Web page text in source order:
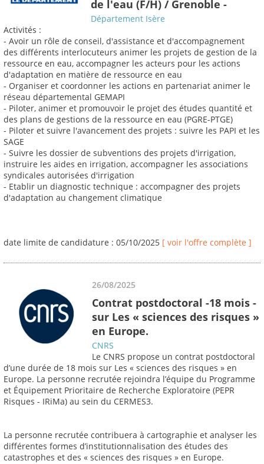
de l'eau (F/H) / Grenoble -
Département Isère
Activités :
- Avoir un rôle de conseil, d'assistance et d'accompagnement
des différents interlocuteurs animer les projets de gestion de la
ressource en eau, accompagner les acteurs pour les actions
d'adaptation en matière de ressource en eau
- Organiser et coordonner les actions en partenariat animer le
réseau départemental GEMAPI
- Piloter, animer et promouvoir le projet des études quantité et
des plans de gestions de la ressource en eau (PGRE-PTGE)
- Piloter et suivre l'avancement des projets : suivre les PAPI et les
SAGE
- Suivre les dossier de subventions des projets d'irrigation,
instruire les aides en irrigation, accompagner les associations
syndicales autorisées d'irrigation
- Etablir un diagnostic technique : accompagner des projets
d'adaptation au changement climatique
date limite de candidature : 05/10/2025 [ voir l'offre complète ]
26/08/2025
Contrat postdoctoral -18 mois -
sur Les « sciences des risques »
en Europe.
CNRS
Le CNRS propose un contrat postdoctoral
d’une durée de 18 mois sur Les « sciences des risques » en
Europe. La personne recrutée rejoindra l’équipe du Programme
et Équipement Prioritaire de Recherche Exploratoire (PEPR
Risques - IRiMa) au sein du CERMES3.
La personne recrutée contribuera à cartographie et analyser les
différentes formes d’institutionnalisation des études des
catastrophes et des « sciences des risques » en Europe.